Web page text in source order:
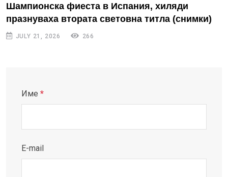
Шампионска фиеста в Испания, хиляди
празнуваха втората световна титла (снимки)
JULY 21, 2026 266
Име *
E-mail